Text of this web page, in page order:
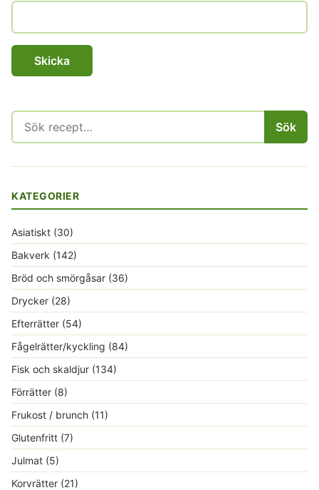
Sök
efter:
Sök
KATEGORIER
Asiatiskt (30)
Bakverk (142)
Bröd och smörgåsar (36)
Drycker (28)
Efterrätter (54)
Fågelrätter/kyckling (84)
Fisk och skaldjur (134)
Förrätter (8)
Frukost / brunch (11)
Glutenfritt (7)
Julmat (5)
Korvrätter (21)